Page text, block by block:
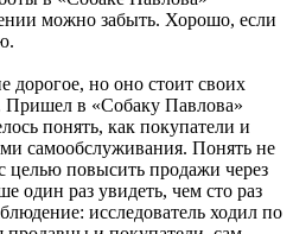
можно забыть. Хорошо, если
но оно стоит своих
Пришел в «Собаку Павлова»
понять, как покупатели и
самообслуживания. Понять не
целью повысить продажи через
один раз увидеть, чем сто раз
исследователь ходил по